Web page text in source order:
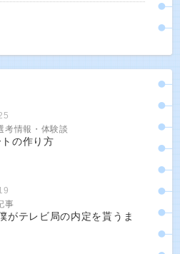
考情報・体験談
の作り方
事
がテレビ局の内定を貰うま